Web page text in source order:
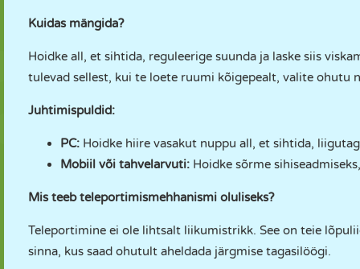
Kuidas mängida?
Hoidke all, et sihtida, reguleerige suunda ja laske siis
tulevad sellest, kui te loete ruumi kõigepealt, valite ohutu
Juhtimispuldid:
PC: Hoidke hiire vasakut nuppu all, et sihtida,
Mobiil või tahvelarvuti: Hoidke sõrme
Mis teeb teleportimismehhanismi oluliseks?
Teleportimine ei ole lihtsalt liikumistrikk. See on teie
sinna, kus saad ohutult aheldada järgmise tagasilöögi.